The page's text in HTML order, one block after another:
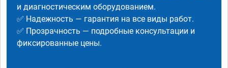
и диагностическим оборудованием.
✅ Надежность — гарантия на все виды работ.
✅ Прозрачность — подробные консультации и
фиксированные цены.